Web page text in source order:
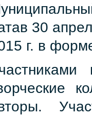
30
г. в